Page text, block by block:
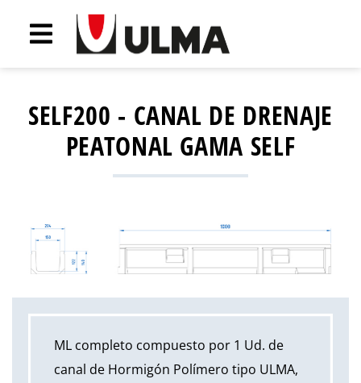
SELF200 - CANAL DE DRENAJE
PEATONAL GAMA SELF
ML completo compuesto por 1 Ud. de
canal de Hormigón Polímero tipo ULMA,